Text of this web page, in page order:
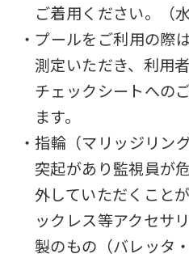
ご着用ください。（
・プールをご利用の際
測定いただき、利用
チェックシートへの
ます。
・指輪（マリッジリン
突起があり監視員が
外していただくこと
ックレス等アクセサ
製のもの（バレッタ